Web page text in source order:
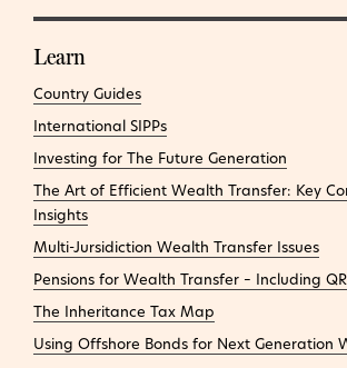
Learn
Country Guides
International SIPPs
Investing for The Future Generation
The Art of Efficient Wealth Transfer: Key
Insights
Multi-Jursidiction Wealth Transfer Issues
Pensions for Wealth Transfer – Including
The Inheritance Tax Map
Using Offshore Bonds for Next Generation